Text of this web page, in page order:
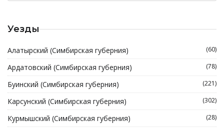
Уезды
Алатырский (Симбирская губерния) (60)
Ардатовский (Симбирская губерния) (78)
Буинский (Симбирская губерния) (221)
Карсунский (Симбирская губерния) (302)
Курмышский (Симбирская губерния) (28)